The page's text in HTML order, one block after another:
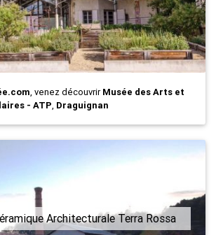
, venez découvrirMusée des Arts et
- ATP, Draguignan
Architecturale Terra Rossa